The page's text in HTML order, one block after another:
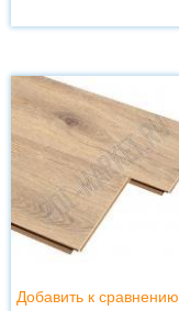
Добавить к сравнению